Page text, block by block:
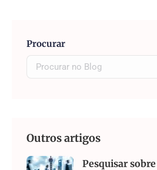
Procurar
Outros artigos
Pesquisar